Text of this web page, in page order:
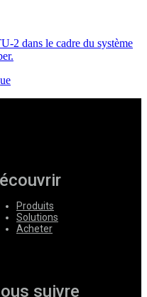
2 dans le cadre du système
Produits
Solutions
Acheter
suivre